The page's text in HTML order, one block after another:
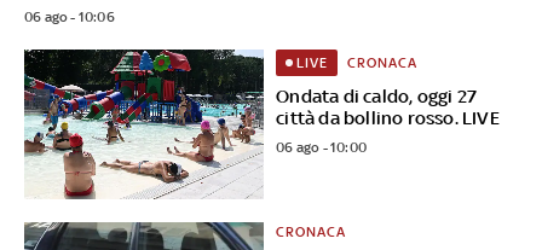
06 ago - 10:06
Ondata di caldo, oggi 27
città da bollino rosso. LIVE
LIVE CRONACA
06 ago - 10:00
CRONACA